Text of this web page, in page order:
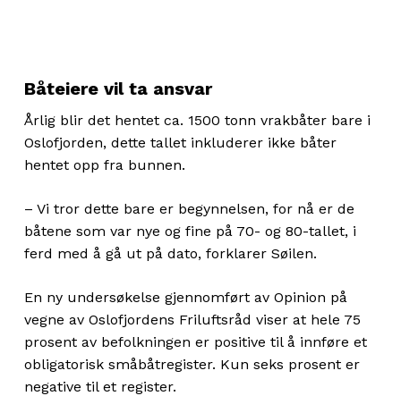
Båteiere vil ta ansvar
Årlig blir det hentet ca. 1500 tonn vrakbåter bare i
Oslofjorden, dette tallet inkluderer ikke båter
hentet opp fra bunnen.
– Vi tror dette bare er begynnelsen, for nå er de
båtene som var nye og fine på 70- og 80-tallet, i
ferd med å gå ut på dato, forklarer Søilen.
En ny undersøkelse gjennomført av Opinion på
vegne av Oslofjordens Friluftsråd viser at hele 75
prosent av befolkningen er positive til å innføre et
obligatorisk småbåtregister. Kun seks prosent er
negative til et register.